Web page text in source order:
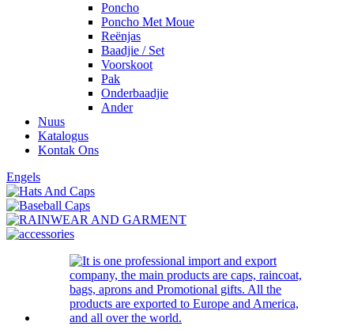
Poncho
Poncho Met Moue
Reënjas
Baadjie / Set
Voorskoot
Pak
Onderbaadjie
Ander
Nuus
Katalogus
Kontak Ons
Engels